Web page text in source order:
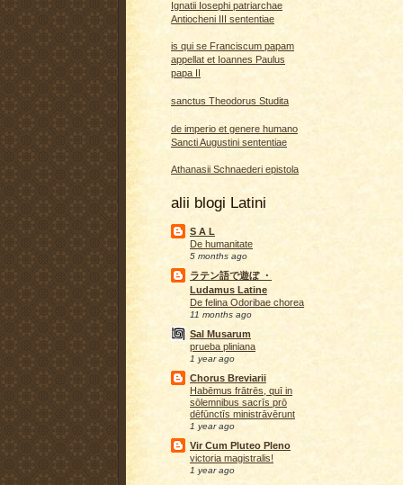
Ignatii Iosephi patriarchae
Antiocheni III sententiae
is qui se Franciscum papam
appellat et Ioannes Paulus
papa II
sanctus Theodorus Studita
de imperio et genere humano
Sancti Augustini sententiae
Athanasii Schnaederi epistola
alii blogi Latini
S A L
De humanitate
5 months ago
ラテン語で遊ぼ ・
Ludamus Latine
De felina Odoribae chorea
11 months ago
Sal Musarum
prueba pliniana
1 year ago
Chorus Breviarii
Habēmus frātrēs, quī in
sōlemnibus sacrīs prō
dēfūnctīs ministrāvērunt
1 year ago
Vir Cum Pluteo Pleno
victoria magistralis!
1 year ago